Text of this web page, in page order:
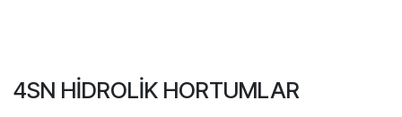
4SN HİDROLİK HORTUMLAR